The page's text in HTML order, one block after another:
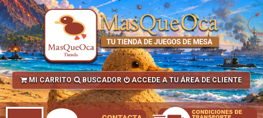
MI CARRITO BUSCADOR ACCEDE A TU ÁREA DE CLIENTE